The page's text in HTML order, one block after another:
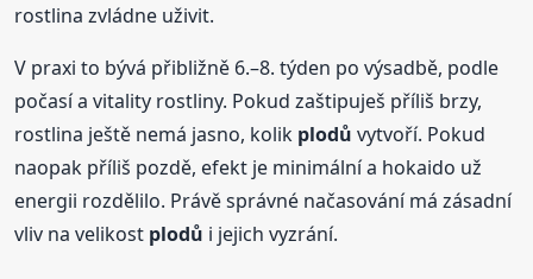
rostlina zvládne uživit.
V praxi to bývá přibližně 6.–8. týden po výsadbě, podle
počasí a vitality rostliny. Pokud zaštipuješ příliš brzy,
rostlina ještě nemá jasno, kolik plodů vytvoří. Pokud
naopak příliš pozdě, efekt je minimální a hokaido už
energii rozdělilo. Právě správné načasování má zásadní
vliv na velikost plodů i jejich vyzrání.